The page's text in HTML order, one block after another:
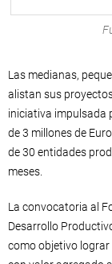
Las medianas,
alistan sus
iniciativa impulsada
de 3 millones de
de 30 entidades
meses.
La convocatoria al
Desarrollo
como objetivo